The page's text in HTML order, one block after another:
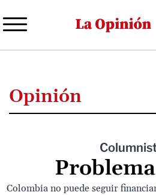
al
Opinión
Colombia no puede seguir